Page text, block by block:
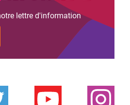
lettre d'information